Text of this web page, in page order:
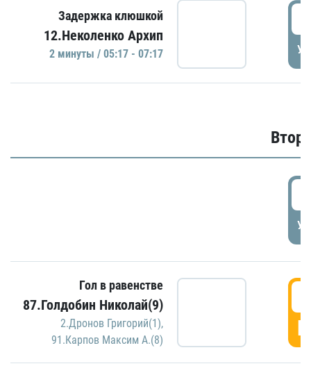
Задержка клюшкой
12.Неколенко Архип
2 минуты / 05:17 - 07:17
Гол в равенстве
87.Голдобин Николай(9)
2.Дронов Григорий(1),
91.Карпов Максим А.(8)